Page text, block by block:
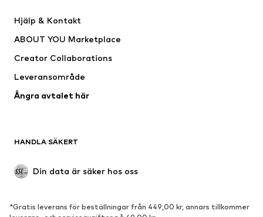
Underkläder
Kappor
Badkläder
Upcycling
Populärt
Hjälp & Kontakt
ABOUT YOU Marketplace
Creator Collaborations
Leveransområde
Ångra avtalet här
HANDLA SÄKERT
Din data är säker hos oss
*Gratis leverans för beställningar från 449,00 kr, annars tillkommer